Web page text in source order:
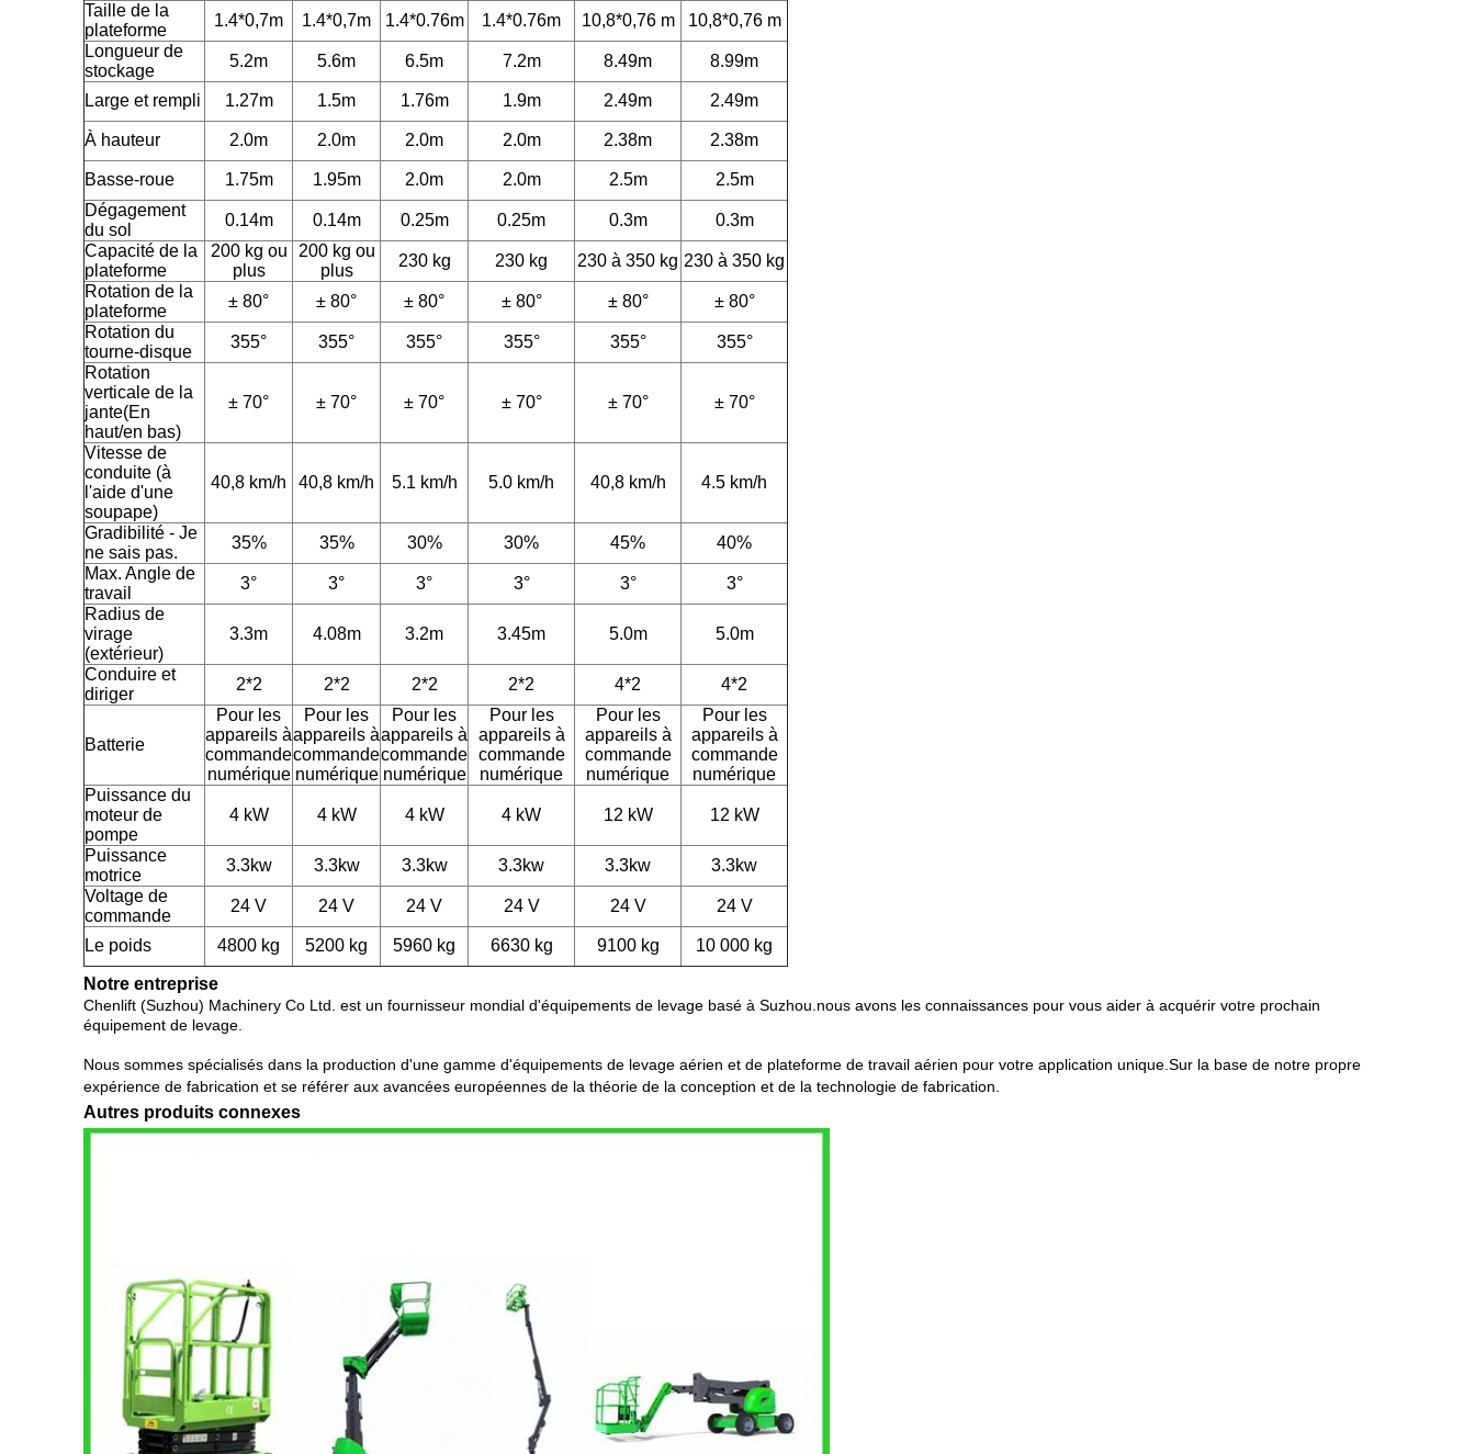
Taille de la
plateforme
1.4*0,7m 1.4*0,7m 1.4*0.76m 1.4*0.76m 10,8*0,76 m
10,8*0,76 m
Longueur de
stockage
5.2m 5.6m 6.5m 7.2m 8.49m 8.99m
Large et rempli 1.27m 1.5m 1.76m 1.9m 2.49m 2.49m
À hauteur 2.0m 2.0m 2.0m 2.0m 2.38m 2.38m
Basse-roue 1.75m 1.95m 2.0m 2.0m 2.5m
2.5m
Dégagement
du sol
0.14m 0.14m 0.25m 0.25m 0.3m
0.3m
Capacité de la
plateforme
200 kg ou
plus
200 kg ou
plus
230 kg 230 kg 230 à 350 kg 230 à 350 kg
Rotation de la
plateforme
± 80° ± 80° ± 80° ± 80° ± 80°
± 80°
Rotation du
tourne-disque
355° 355° 355° 355° 355°
355°
Rotation
verticale de la
jante(En
haut/en bas)
± 70° ± 70° ± 70° ± 70° ± 70° ± 70°
Vitesse de
conduite (à
l'aide d'une
soupape)
40,8 km/h 40,8 km/h 5.1 km/h 5.0 km/h 40,8 km/h 4.5 km/h
Gradibilité - Je
ne sais pas.
35% 35% 30% 30% 45%
40%
Max. Angle de
travail
3° 3° 3° 3° 3°
3°
Radius de
virage
(extérieur)
3.3m 4.08m 3.2m 3.45m 5.0m 5.0m
Conduire et
diriger
2*2 2*2 2*2 2*2 4*2 4*2
Batterie
Pour les
appareils à
commande
numérique
Pour les
appareils à
commande
numérique
Pour les
appareils à
commande
numérique
Pour les
appareils à
commande
numérique
Pour les
appareils à
commande
numérique
Pour les
appareils à
commande
numérique
Puissance du
moteur de
pompe
4 kW 4 kW 4 kW 4 kW 12 kW 12 kW
Puissance
motrice
3.3kw 3.3kw 3.3kw 3.3kw 3.3kw
3.3kw
Voltage de
commande
24 V 24 V 24 V 24 V 24 V 24 V
Le poids 4800 kg 5200 kg 5960 kg 6630 kg 9100 kg 10 000 kg
Notre entreprise
Chenlift (Suzhou) Machinery Co Ltd. est un fournisseur mondial d'équipements de levage basé à Suzhou.nous avons les connaissances pour vous aider à acquérir votre prochain
équipement de levage.
Nous sommes spécialisés dans la production d'une gamme d'équipements de levage aérien et de plateforme de travail aérien pour votre application unique.Sur la base de notre propre
expérience de fabrication et se référer aux avancées européennes de la théorie de la conception et de la technologie de fabrication.
Autres produits connexes